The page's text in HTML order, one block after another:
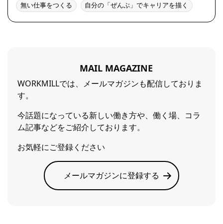
無い仕事をつくる 自分の「ぜんぶ」でキャリアを描く
MAIL MAGAZINE
WORKMILLでは、メールマガジンも配信しておりま
す。
今話題になっている新しい働き方や、働く場、コラ
ム記事などをご紹介しております。
お気軽にご登録ください
メールマガジンに登録する